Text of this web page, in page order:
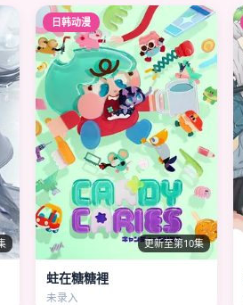
日韩动漫
更新至第10集
蛀在糖糖裡
未录入